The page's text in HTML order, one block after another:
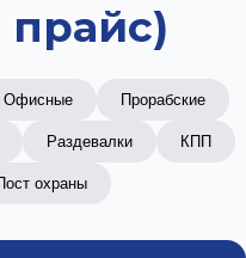
прайс)
Офисные Прорабские
Раздевалки КПП
охраны